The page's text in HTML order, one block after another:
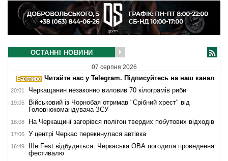
ОСТАННІ НОВИНИ
07 серпня 2026
Читайте нас у Telegram. Підписуйтесь на наш канал
20:01 Черкащанин незаконно виловив 70 кілограмів риби
19:05
Військовий із Чорнобая отримав "Срібний хрест" від
Головнокомандувача ЗСУ
18:08 На Черкащині загорівся полігон твердих побутових відходів
17:06 У центрі Черкас перекинулася автівка
16:49
Ше.Fest відбудеться: Черкаська ОВА погодила проведення
фестивалю